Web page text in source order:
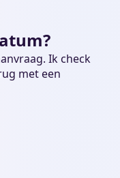
Ik check
met een